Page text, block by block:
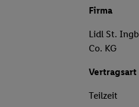
Firma
Lidl St.
Co. KG
Vertragsart
Teilzeit